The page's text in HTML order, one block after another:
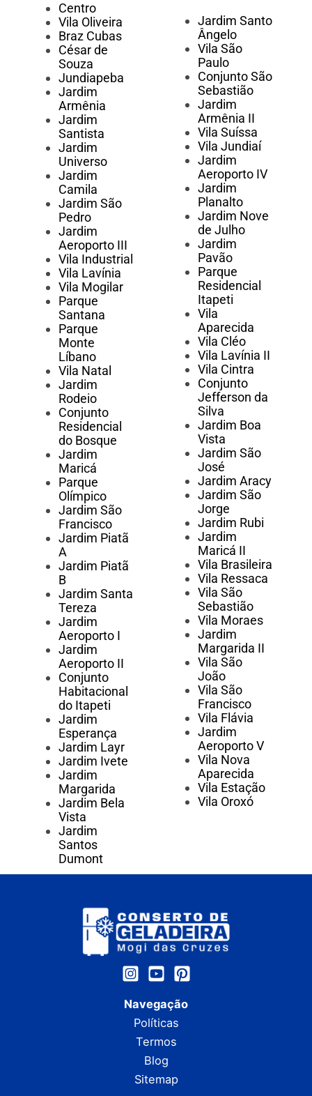
Centro
Vila Oliveira
Braz Cubas
César de
Souza
Jundiapeba
Jardim
Armênia
Jardim
Santista
Jardim
Universo
Jardim
Camila
Jardim São
Pedro
Jardim
Aeroporto III
Vila Industrial
Vila Lavínia
Vila Mogilar
Parque
Santana
Parque
Monte
Líbano
Vila Natal
Jardim
Rodeio
Conjunto
Residencial
do Bosque
Jardim
Maricá
Parque
Olímpico
Jardim São
Francisco
Jardim Piatã
A
Jardim Piatã
B
Jardim Santa
Tereza
Jardim
Aeroporto I
Jardim
Aeroporto II
Conjunto
Habitacional
do Itapeti
Jardim
Esperança
Jardim Layr
Jardim Ivete
Jardim
Margarida
Jardim Bela
Vista
Jardim
Santos
Dumont
Jardim Santo
Ângelo
Vila São
Paulo
Conjunto São
Sebastião
Jardim
Armênia II
Vila Suíssa
Vila Jundiaí
Jardim
Aeroporto IV
Jardim
Planalto
Jardim Nove
de Julho
Jardim
Pavão
Parque
Residencial
Itapeti
Vila
Aparecida
Vila Cléo
Vila Lavínia II
Vila Cintra
Conjunto
Jefferson da
Silva
Jardim Boa
Vista
Jardim São
José
Jardim Aracy
Jardim São
Jorge
Jardim Rubi
Jardim
Maricá II
Vila Brasileira
Vila Ressaca
Vila São
Sebastião
Vila Moraes
Jardim
Margarida II
Vila São
João
Vila São
Francisco
Vila Flávia
Jardim
Aeroporto V
Vila Nova
Aparecida
Vila Estação
Vila Oroxó
Navegação
Políticas
Termos
Blog
Sitemap